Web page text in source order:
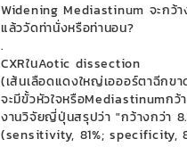
Widening Mediastinum จะกว้าง
แล้ววัดท่านั่งหรือท่านอน?
.
CXRในAotic dissection
(เส้นเลือดแดงใหญ่เอออร์ตาฉีกขา
จะมีขั้วหัวใจหรือMediastinumกว้
งานวิจัยญี่ปุ่นสรุปว่า "กว้างกว่า
(sensitivity, 81%; specificity,